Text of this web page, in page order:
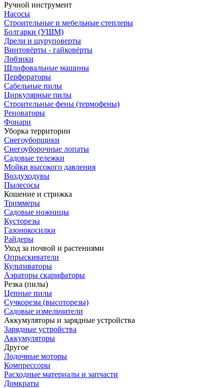
Ручной инструмент
Насосы
Строительные и мебельные степлеры
Болгарки (УШМ)
Дрели и шуруповерты
Винтовёрты - гайковёрты
Лобзики
Шлифовальные машины
Перфораторы
Сабельные пилы
Циркулярные пилы
Строительные фены (термофены)
Реноваторы
Фонари
Уборка территории
Снегоуборщики
Снегоуборочные лопаты
Садовые тележки
Мойки высокого давления
Воздуходувы
Пылесосы
Кошение и стрижка
Триммеры
Садовые ножницы
Кусторезы
Газонокосилки
Райдеры
Уход за почвой и растениями
Опрыскиватели
Культиваторы
Аэраторы скарифаторы
Резка (пилы)
Цепные пилы
Сучкорезы (высоторезы)
Садовые измельчители
Аккумуляторы и зарядные устройства
Зарядные устройства
Аккумуляторы
Другое
Лодочные моторы
Компрессоры
Расходные материалы и запчасти
Домкраты